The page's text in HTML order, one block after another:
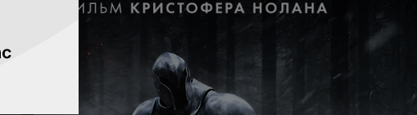
удостоверяющих
оригиналы документов.